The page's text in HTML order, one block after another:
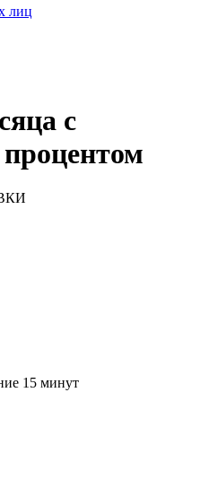
лиц
с
15 минут